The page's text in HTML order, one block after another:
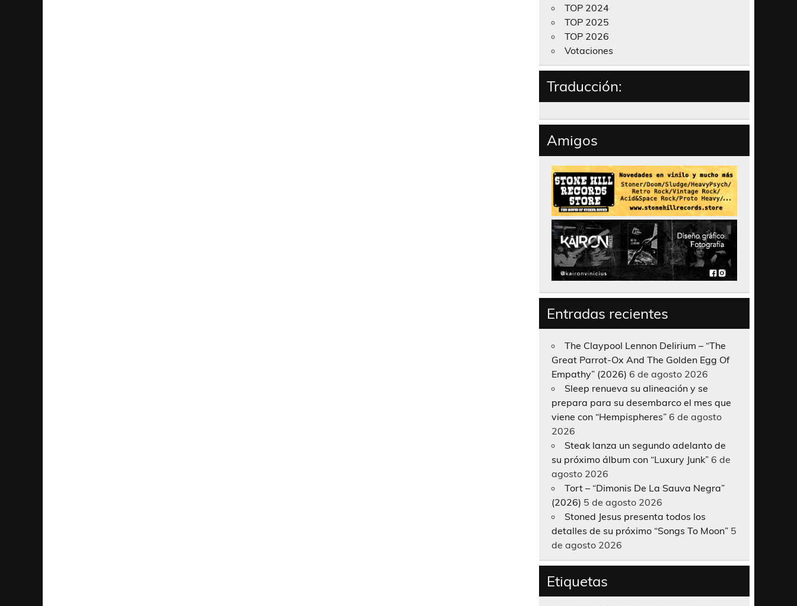
TOP 2024
TOP 2025
TOP 2026
Votaciones
Traducción:
Amigos
Entradas recientes
The Claypool Lennon Delirium – “The
Great Parrot-Ox And The Golden Egg Of
Empathy” (2026) 6 de agosto 2026
Sleep renueva su alineación y se
prepara para su desembarco el mes que
viene con “Hempispheres” 6 de agosto
2026
Steak lanza un segundo adelanto de
su próximo álbum con “Luxury Junk” 6 de
agosto 2026
Tort – “Dimonis De La Sauva Negra”
(2026) 5 de agosto 2026
Stoned Jesus presenta todos los
detalles de su próximo “Songs To Moon” 5
de agosto 2026
Etiquetas